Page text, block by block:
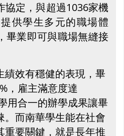
協定，與超過1036家機
供學生多元的職場體
畢業即可與職場無縫接
績效有穩健的表現，畢
，雇主滿意度達
用合一的辦學成果讓畢
。而南華學生能在社會
重要關鍵，就是長年推